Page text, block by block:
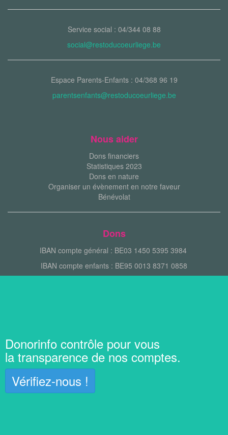
Service social : 04/344 08 88
social@restoducoeurliege.be
Espace Parents-Enfants : 04/368 96 19
parentsenfants@restoducoeurliege.be
Nous aider
Dons financiers
Statistiques 2023
Dons en nature
Organiser un évènement en notre faveur
Bénévolat
Dons
IBAN compte général : BE03 1450 5395 3984
IBAN compte enfants : BE95 0013 8371 0858
Donorinfo contrôle pour vous
la transparence de nos comptes.
Vérifiez-nous !